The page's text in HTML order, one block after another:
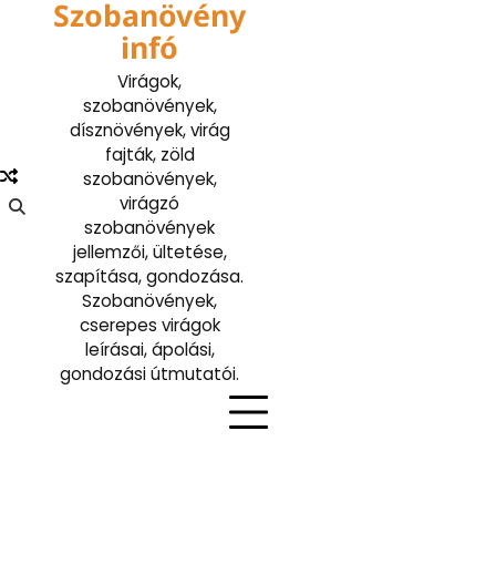
Szobanövény
infó
Virágok,
szobanövények,
dísznövények, virág
fajták, zöld
szobanövények,
virágzó
szobanövények
jellemzői, ültetése,
szapítása, gondozása.
Szobanövények,
cserepes virágok
leírásai, ápolási,
gondozási útmutatói.